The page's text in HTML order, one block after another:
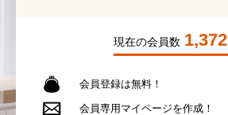
現在の会員数 1,372
会員登録は無料！
会員専用 マイページを作成！